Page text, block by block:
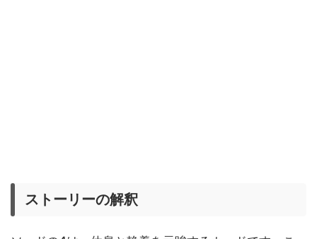
ストーリーの解釈